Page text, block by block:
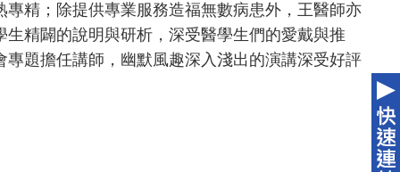
精；除提供專業服務造福無數病患外，王醫師亦
精闢的說明與研析，深受醫學生們的愛戴與推
題擔任講師，幽默風趣深入淺出的演講深受好評